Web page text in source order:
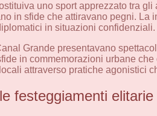
uno sport apprezzato tra
in sfide che attiravano pegni.
in situazioni confidenziali.
Grande presentavano
in commemorazioni urbane
attraverso pratiche agonistici
festeggiamenti elitarie